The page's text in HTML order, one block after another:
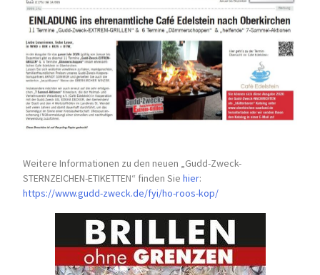
Weitere Informationen zu den neuen „Gudd-Zweck-
STERNZEICHEN-ETIKETTEN“ finden Siehier:
https://www.gudd-zweck.de/fyi/ho-roos-kop/